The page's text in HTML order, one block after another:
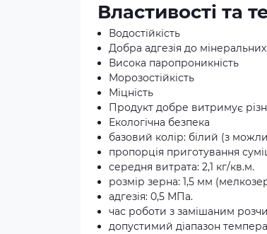
Властивості та
Водостійкість
Добра адгезія до
Висока паропроникність
Морозостійкість
Міцність
Продукт добре витримує
Екологічна безпека
базовий колір: білий (з
пропорція приготування
середня витрата: 2,1 кг/кв.м.
розмір зерна: 1,5 мм
адгезія: 0,5 МПа.
час роботи з замішаним
допустимий діапазон